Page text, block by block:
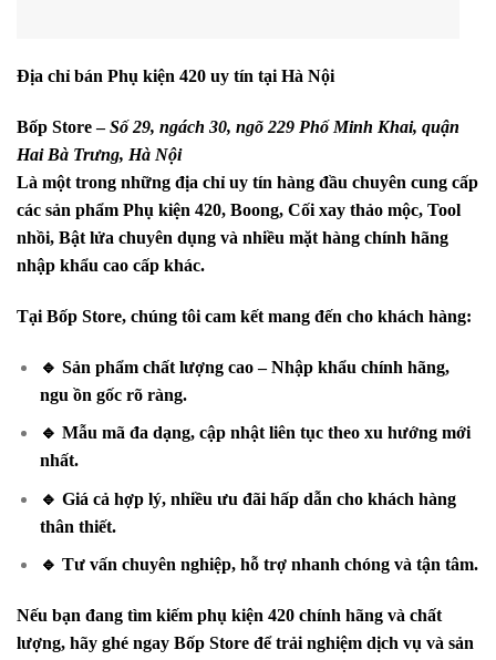
Địa chỉ bán Phụ kiện 420 uy tín tại Hà Nội
Bốp Store –Số 29, ngách 30, ngõ 229 Phố Minh Khai, quận
Hai Bà Trưng, Hà Nội
Là một trong những địa chỉ uy tín hàng đầu chuyên cung cấp
các sản phẩm Phụ kiện 420, Boong, Cối xay thảo mộc, Tool
nhồi, Bật lửa chuyên dụng và nhiều mặt hàng chính hãng
nhập khẩu cao cấp khác.
Tại Bốp Store, chúng tôi cam kết mang đến cho khách hàng:
🔹 Sản phẩm chất lượng cao – Nhập khẩu chính hãng,
ngu ồn gốc rõ ràng.
🔹 Mẫu mã đa dạng, cập nhật liên tục theo xu hướng mới
nhất.
🔹 Giá cả hợp lý, nhiều ưu đãi hấp dẫn cho khách hàng
thân thiết.
🔹 Tư vấn chuyên nghiệp, hỗ trợ nhanh chóng và tận tâm.
Nếu bạn đang tìm kiếm phụ kiện 420 chính hãng và chất
lượng, hãy ghé ngay Bốp Store để trải nghiệm dịch vụ và sản